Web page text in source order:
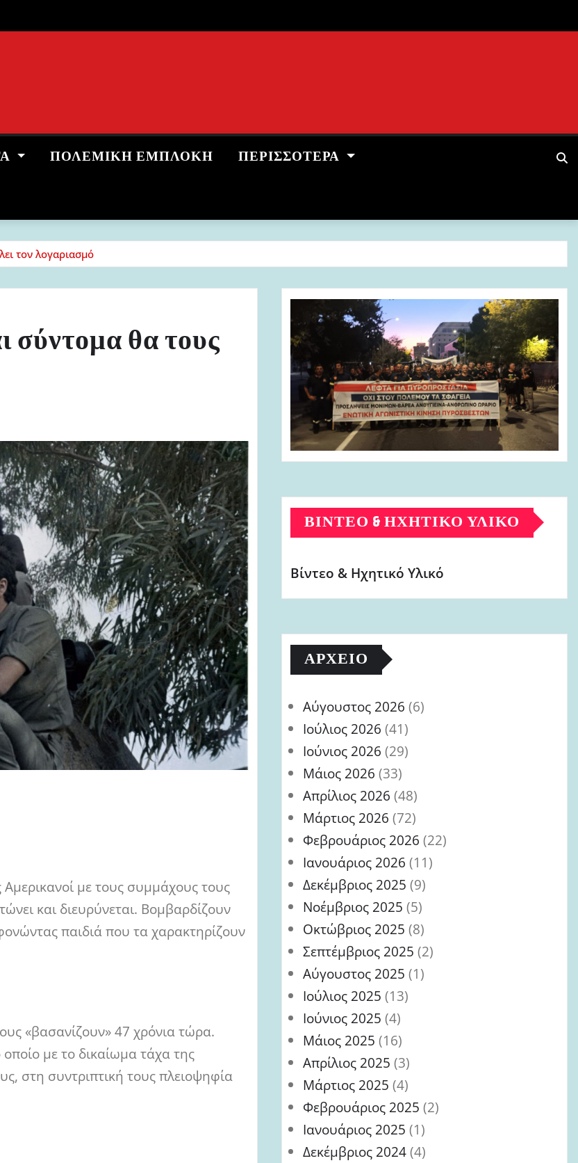
ΠΟΛΕΜΙΚΉ ΕΜΠΛΟΚΉ ΠΕΡΙΣΣΌΤΕΡΑ
τον λογαριασμό
σύντομα θα τους
με τους συμμάχους τους
και διευρύνεται. Βομβαρδίζουν
παιδιά που τα χαρακτηρίζουν
«βασανίζουν» 47 χρόνια τώρα.
με το δικαίωμα τάχα της
στη συντριπτική τους πλειοψηφία
ΒΊΝΤΕΟ & ΗΧΗΤΙΚΌ ΥΛΙΚΌ
Βίντεο & Ηχητικό Υλικό
ΑΡΧΕΊΟ
Αύγουστος 2026 (6)
Ιούλιος 2026 (41)
Ιούνιος 2026 (29)
Μάιος 2026 (33)
Απρίλιος 2026 (48)
Μάρτιος 2026 (72)
Φεβρουάριος 2026 (22)
Ιανουάριος 2026 (11)
Δεκέμβριος 2025 (9)
Νοέμβριος 2025 (5)
Οκτώβριος 2025 (8)
Σεπτέμβριος 2025 (2)
Αύγουστος 2025 (1)
Ιούλιος 2025 (13)
Ιούνιος 2025 (4)
Μάιος 2025 (16)
Απρίλιος 2025 (3)
Μάρτιος 2025 (4)
Φεβρουάριος 2025 (2)
Ιανουάριος 2025 (1)
Δεκέμβριος 2024(4)